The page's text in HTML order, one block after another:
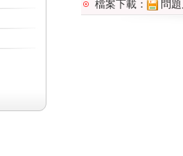
檔案下載： 問